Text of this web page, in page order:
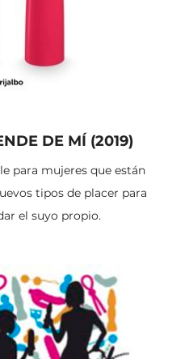
DE MÍ (2019)
para mujeres que están
tipos de placer para
el suyo propio.